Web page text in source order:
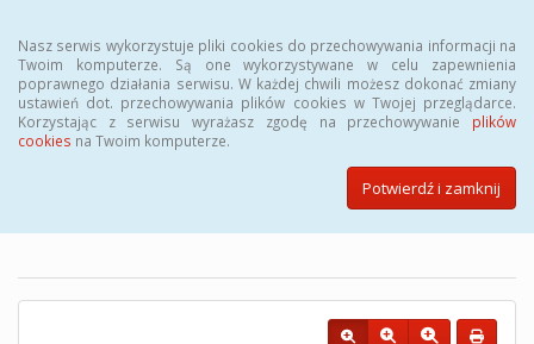
Nasz serwis wykorzystuje pliki cookies do przechowywania informacji na
Twoim komputerze. Są one wykorzystywane w celu zapewnienia
poprawnego działania serwisu. W każdej chwili możesz dokonać zmiany
ustawień dot. przechowywania plików cookies w Twojej przeglądarce.
Korzystając z serwisu wyrażasz zgodę na przechowywanie plików
cookies na Twoim komputerze.
Potwierdź i zamknij
Biuletyn Informacji Publicznej
Powiatowego Urzędu Pracy w